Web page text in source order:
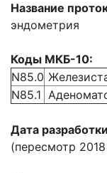
Название
эндометрия
Коды МКБ-10:
N85.0
N85.1
Дата
(пересмотр 2018